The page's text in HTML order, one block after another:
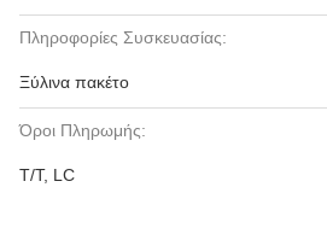
Πληροφορίες Συσκευασίας:
Ξύλινα πακέτο
Όροι Πληρωμής:
T/T, LC